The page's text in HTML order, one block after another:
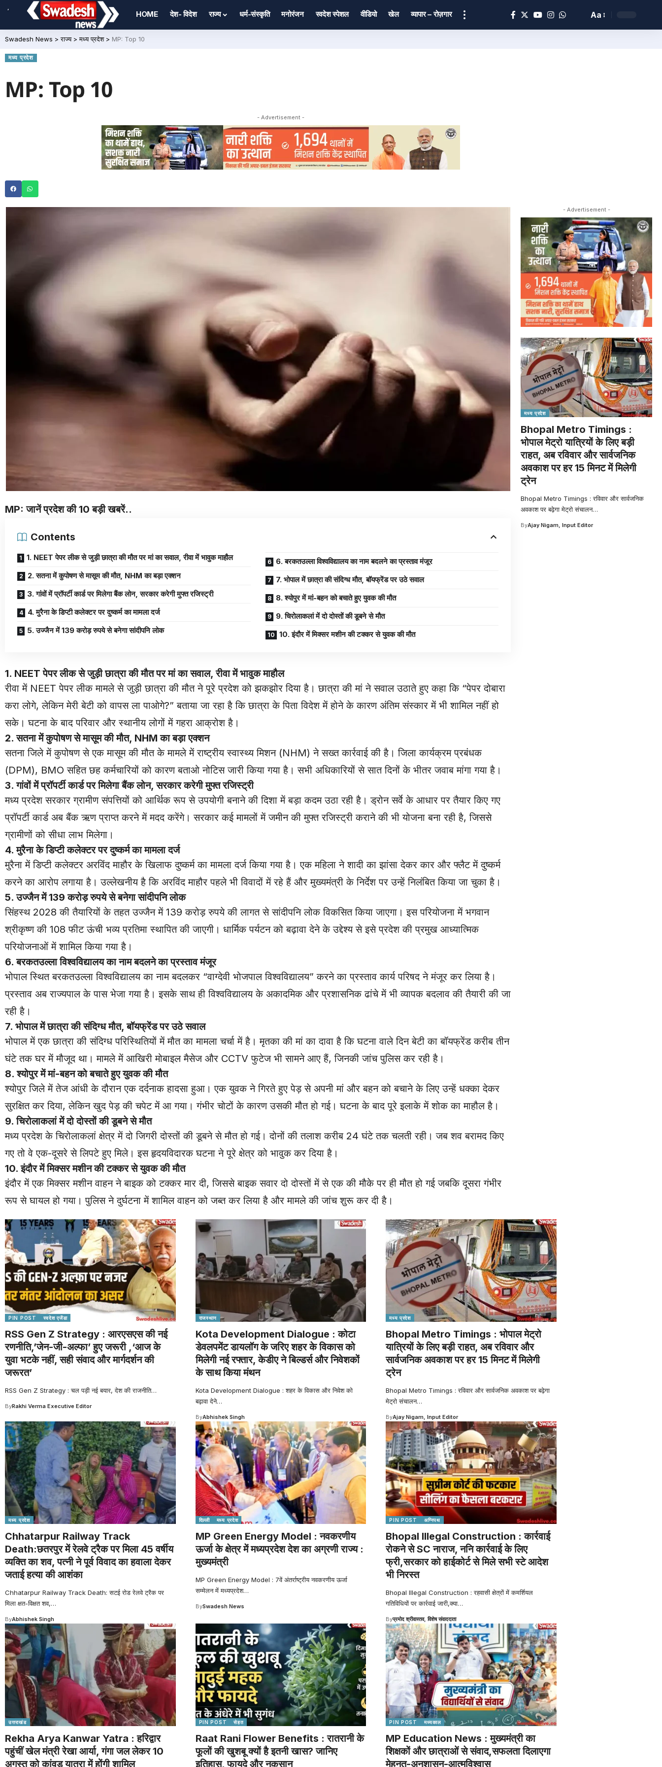
,
HOME देश- विदेश राज्य धर्म-संस्कृति मनोरंजन स्वदेश स्पेशल वीडियो खेल व्यापार – रोज़गार Aa
Swadesh News >राज्य>मध्य प्रदेश> MP: Top 10
मध्य प्रदेश
MP: Top 10
- Advertisement -
MP: जानें प्रदेश की 10 बड़ी खबरें..
Contents
1. NEET पेपर लीक से जुड़ी छात्रा की मौत पर मां का सवाल, रीवा में भावुक माहौल
2. सतना में कुपोषण से मासूम की मौत, NHM का बड़ा एक्शन
3. गांवों में प्रॉपर्टी कार्ड पर मिलेगा बैंक लोन, सरकार करेगी मुफ्त रजिस्ट्री
4. मुरैना के डिप्टी कलेक्टर पर दुष्कर्म का मामला दर्ज
5. उज्जैन में 139 करोड़ रुपये से बनेगा सांदीपनि लोक
6. बरकतउल्ला विश्वविद्यालय का नाम बदलने का प्रस्ताव मंजूर
7. भोपाल में छात्रा की संदिग्ध मौत, बॉयफ्रेंड पर उठे सवाल
8. श्योपुर में मां-बहन को बचाते हुए युवक की मौत
9. चिरोलाकलां में दो दोस्तों की डूबने से मौत
10. इंदौर में मिक्सर मशीन की टक्कर से युवक की मौत
1. NEET पेपर लीक से जुड़ी छात्रा की मौत पर मां का सवाल, रीवा में भावुक माहौल
रीवा में NEET पेपर लीक मामले से जुड़ी छात्रा की मौत ने पूरे प्रदेश को झकझोर दिया है। छात्रा की मां ने सवाल उठाते हुए कहा कि “पेपर दोबारा
करा लोगे, लेकिन मेरी बेटी को वापस ला पाओगे?” बताया जा रहा है कि छात्रा के पिता विदेश में होने के कारण अंतिम संस्कार में भी शामिल नहीं हो
सके। घटना के बाद परिवार और स्थानीय लोगों में गहरा आक्रोश है।
2. सतना में कुपोषण से मासूम की मौत, NHM का बड़ा एक्शन
सतना जिले में कुपोषण से एक मासूम की मौत के मामले में राष्ट्रीय स्वास्थ्य मिशन (NHM) ने सख्त कार्रवाई की है। जिला कार्यक्रम प्रबंधक
(DPM), BMO सहित छह कर्मचारियों को कारण बताओ नोटिस जारी किया गया है। सभी अधिकारियों से सात दिनों के भीतर जवाब मांगा गया है।
3. गांवों में प्रॉपर्टी कार्ड पर मिलेगा बैंक लोन, सरकार करेगी मुफ्त रजिस्ट्री
मध्य प्रदेश सरकार ग्रामीण संपत्तियों को आर्थिक रूप से उपयोगी बनाने की दिशा में बड़ा कदम उठा रही है। ड्रोन सर्वे के आधार पर तैयार किए गए
प्रॉपर्टी कार्ड अब बैंक ऋण प्राप्त करने में मदद करेंगे। सरकार कई मामलों में जमीन की मुफ्त रजिस्ट्री कराने की भी योजना बना रही है, जिससे
ग्रामीणों को सीधा लाभ मिलेगा।
4. मुरैना के डिप्टी कलेक्टर पर दुष्कर्म का मामला दर्ज
मुरैना में डिप्टी कलेक्टर अरविंद माहौर के खिलाफ दुष्कर्म का मामला दर्ज किया गया है। एक महिला ने शादी का झांसा देकर कार और फ्लैट में दुष्कर्म
करने का आरोप लगाया है। उल्लेखनीय है कि अरविंद माहौर पहले भी विवादों में रहे हैं और मुख्यमंत्री के निर्देश पर उन्हें निलंबित किया जा चुका है।
5. उज्जैन में 139 करोड़ रुपये से बनेगा सांदीपनि लोक
सिंहस्थ 2028 की तैयारियों के तहत उज्जैन में 139 करोड़ रुपये की लागत से सांदीपनि लोक विकसित किया जाएगा। इस परियोजना में भगवान
श्रीकृष्ण की 108 फीट ऊंची भव्य प्रतिमा स्थापित की जाएगी। धार्मिक पर्यटन को बढ़ावा देने के उद्देश्य से इसे प्रदेश की प्रमुख आध्यात्मिक
परियोजनाओं में शामिल किया गया है।
6. बरकतउल्ला विश्वविद्यालय का नाम बदलने का प्रस्ताव मंजूर
भोपाल स्थित बरकतउल्ला विश्वविद्यालय का नाम बदलकर “वाग्देवी भोजपाल विश्वविद्यालय” करने का प्रस्ताव कार्य परिषद ने मंजूर कर लिया है।
प्रस्ताव अब राज्यपाल के पास भेजा गया है। इसके साथ ही विश्वविद्यालय के अकादमिक और प्रशासनिक ढांचे में भी व्यापक बदलाव की तैयारी की जा
रही है।
7. भोपाल में छात्रा की संदिग्ध मौत, बॉयफ्रेंड पर उठे सवाल
भोपाल में एक छात्रा की संदिग्ध परिस्थितियों में मौत का मामला चर्चा में है। मृतका की मां का दावा है कि घटना वाले दिन बेटी का बॉयफ्रेंड करीब तीन
घंटे तक घर में मौजूद था। मामले में आखिरी मोबाइल मैसेज और CCTV फुटेज भी सामने आए हैं, जिनकी जांच पुलिस कर रही है।
8. श्योपुर में मां-बहन को बचाते हुए युवक की मौत
श्योपुर जिले में तेज आंधी के दौरान एक दर्दनाक हादसा हुआ। एक युवक ने गिरते हुए पेड़ से अपनी मां और बहन को बचाने के लिए उन्हें धक्का देकर
सुरक्षित कर दिया, लेकिन खुद पेड़ की चपेट में आ गया। गंभीर चोटों के कारण उसकी मौत हो गई। घटना के बाद पूरे इलाके में शोक का माहौल है।
9. चिरोलाकलां में दो दोस्तों की डूबने से मौत
मध्य प्रदेश के चिरोलाकलां क्षेत्र में दो जिगरी दोस्तों की डूबने से मौत हो गई। दोनों की तलाश करीब 24 घंटे तक चलती रही। जब शव बरामद किए
गए तो वे एक-दूसरे से लिपटे हुए मिले। इस हृदयविदारक घटना ने पूरे क्षेत्र को भावुक कर दिया है।
10. इंदौर में मिक्सर मशीन की टक्कर से युवक की मौत
इंदौर में एक मिक्सर मशीन वाहन ने बाइक को टक्कर मार दी, जिससे बाइक सवार दो दोस्तों में से एक की मौके पर ही मौत हो गई जबकि दूसरा गंभीर
रूप से घायल हो गया। पुलिस ने दुर्घटना में शामिल वाहन को जब्त कर लिया है और मामले की जांच शुरू कर दी है।
- Advertisement -
मध्य प्रदेश
Bhopal Metro Timings :
भोपाल मेट्रो यात्रियों के लिए बड़ी
राहत, अब रविवार और सार्वजनिक
अवकाश पर हर 15 मिनट में मिलेगी
ट्रेन
Bhopal Metro Timings : रविवार और सार्वजनिक
अवकाश पर बढ़ेगा मेट्रो संचालन…
ByAjay Nigam, Input Editor
PIN POST स्वदेश एजेंडा
RSS Gen Z Strategy : आरएसएस की नई
रणनीति,’जेन-जी-अल्फा’ हुए जरूरी ,‘आज के
युवा भटके नहीं, सही संवाद और मार्गदर्शन की
जरूरत’
RSS Gen Z Strategy : चल पड़ी नई बयार, देश की राजनीति…
ByRakhi Verma Executive Editor
राजस्थान
Kota Development Dialogue : कोटा
डेवलपमेंट डायलॉग के जरिए शहर के विकास को
मिलेगी नई रफ्तार, केडीए ने बिल्डर्स और निवेशकों
के साथ किया मंथन
Kota Development Dialogue : शहर के विकास और निवेश को
बढ़ावा देने…
ByAbhishek Singh
मध्य प्रदेश
Bhopal Metro Timings : भोपाल मेट्रो
यात्रियों के लिए बड़ी राहत, अब रविवार और
सार्वजनिक अवकाश पर हर 15 मिनट में मिलेगी
ट्रेन
Bhopal Metro Timings : रविवार और सार्वजनिक अवकाश पर बढ़ेगा
मेट्रो संचालन…
ByAjay Nigam, Input Editor
मध्य प्रदेश
Chhatarpur Railway Track
Death:छतरपुर में रेलवे ट्रैक पर मिला 45 वर्षीय
व्यक्ति का शव, पत्नी ने पूर्व विवाद का हवाला देकर
जताई हत्या की आशंका
Chhatarpur Railway Track Death: सटई रोड रेलवे ट्रैक पर
मिला क्षत-विक्षत शव,…
ByAbhishek Singh
दिल्ली मध्य प्रदेश
MP Green Energy Model : नवकरणीय
ऊर्जा के क्षेत्र में मध्यप्रदेश देश का अग्रणी राज्य :
मुख्यमंत्री
MP Green Energy Model : 7वें अंतर्राष्ट्रीय नवकरणीय ऊर्जा
सम्मेलन में मध्यप्रदेश…
BySwadesh News
PIN POST अग्निपथ
Bhopal Illegal Construction : कार्रवाई
रोकने से SC नाराज, ननि कार्रवाई के लिए
फ्री,सरकार को हाईकोर्ट से मिले सभी स्टे आदेश
भी निरस्त
Bhopal Illegal Construction : रहवासी क्षेत्रों में कमर्शियल
गतिविधियों पर कार्रवाई जारी,क्या…
Byप्रमोद श्रीवास्तव, विशेष संवाददाता
उत्तराखंड
Rekha Arya Kanwar Yatra : हरिद्वार
पहुंचीं खेल मंत्री रेखा आर्या, गंगा जल लेकर 10
अगस्त को कांवड़ यात्रा में होंगी शामिल
PIN POST सेहत
Raat Rani Flower Benefits : रातरानी के
फूलों की खुशबू क्यों है इतनी खास? जानिए
इतिहास, फायदे और नुकसान
PIN POST मध्यकाल
MP Education News : मुख्यमंत्री का
शिक्षकों और छात्राओं से संवाद,सफलता दिलाएगा
मेहनत-अनुशासन-आत्मविश्वास